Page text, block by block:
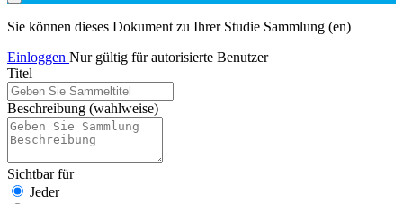
Sie können dieses Dokument zu Ihrer Studie Sammlung (en)
Einloggen Nur gültig für autorisierte Benutzer
Titel
Beschreibung (wahlweise)
Sichtbar für
Jeder